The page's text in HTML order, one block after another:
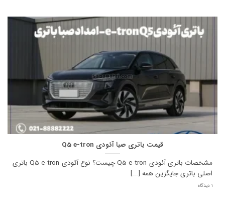
قیمت باتری صبا آئودی Q5 e-tron
مشخصات باتری آئودی Q5 e-tron چیست؟ نوع آئودی Q5 e-tron باتری
اصلی باتری جایگزین همه [...]
1 دیدگاه